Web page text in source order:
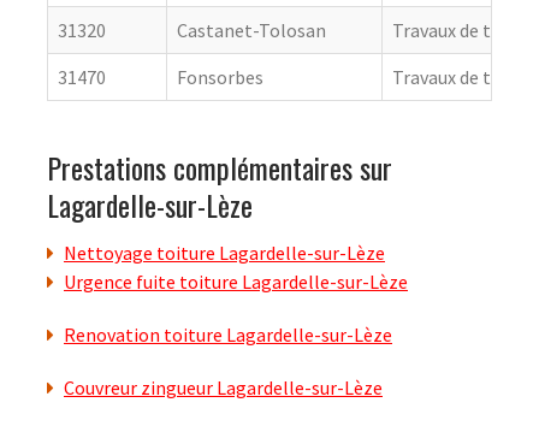
31320
Castanet-Tolosan
Travaux de
31470
Fonsorbes Travaux de
Prestations complémentaires sur
Lagardelle-sur-Lèze
Nettoyage toiture Lagardelle-sur-Lèze
Urgence fuite toiture Lagardelle-sur-Lèze
Renovation toiture Lagardelle-sur-Lèze
Couvreur zingueur Lagardelle-sur-Lèze